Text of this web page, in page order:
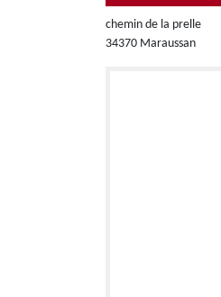
chemin de la prelle
34370 Maraussan